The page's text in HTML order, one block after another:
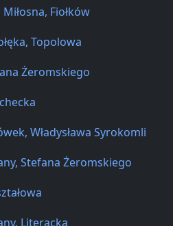
Fiołków
Topolowa
Żeromskiego
Władysława Syrokomli
Stefana Żeromskiego
Literacka